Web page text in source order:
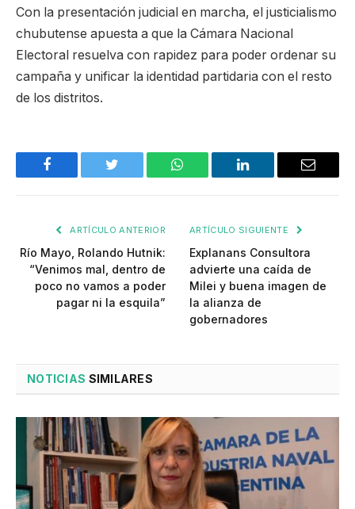
Con la presentación judicial en marcha, el justicialismo
chubutense apuesta a que la Cámara Nacional
Electoral resuelva con rapidez para poder ordenar su
campaña y unificar la identidad partidaria con el resto
de los distritos.
Facebook Twitter WhatsApp LinkedIn Email
ARTÍCULO ANTERIOR
Río Mayo, Rolando Hutnik:
“Venimos mal, dentro de
poco no vamos a poder
pagar ni la esquila”
ARTÍCULO SIGUIENTE
Explanans Consultora
advierte una caída de
Milei y buena imagen de
la alianza de
gobernadores
NOTICIAS SIMILARES